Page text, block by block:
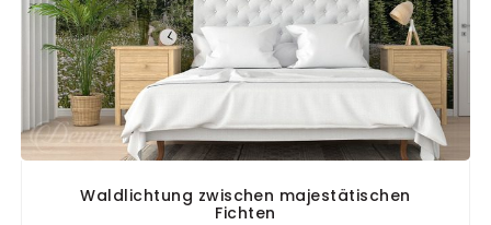
Waldlichtung zwischen majestätischen
Fichten